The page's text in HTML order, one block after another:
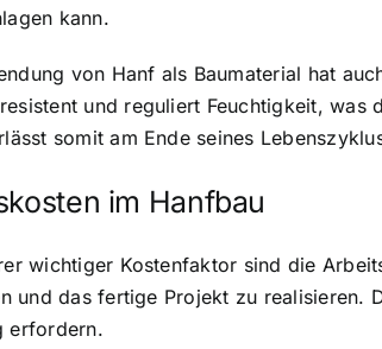
kann.
von Hanf als Baumaterial hat
und reguliert Feuchtigkeit,
somit am Ende seines
im Hanfbau
wichtiger Kostenfaktor sind die
und das fertige Projekt zu realisieren.
erfordern.